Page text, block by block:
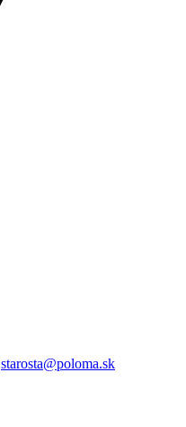
starosta@poloma.sk